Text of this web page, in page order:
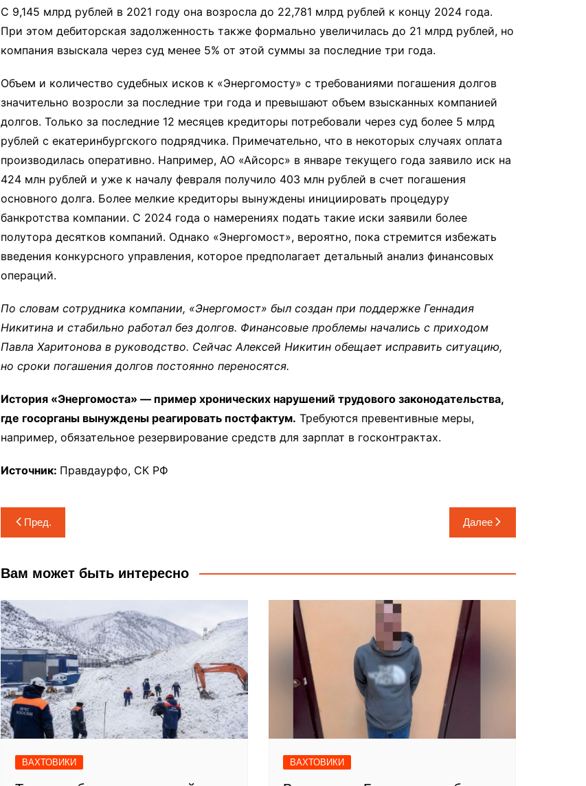
С 9,145 млрд рублей в 2021 году она возросла до 22,781 млрд рублей к концу 2024 года.
При этом дебиторская задолженность также формально увеличилась до 21 млрд рублей, но
компания взыскала через суд менее 5% от этой суммы за последние три года.
Объем и количество судебных исков к «Энергомосту» с требованиями погашения долгов
значительно возросли за последние три года и превышают объем взысканных компанией
долгов. Только за последние 12 месяцев кредиторы потребовали через суд более 5 млрд
рублей с екатеринбургского подрядчика. Примечательно, что в некоторых случаях оплата
производилась оперативно. Например, АО «Айсорс» в январе текущего года заявило иск на
424 млн рублей и уже к началу февраля получило 403 млн рублей в счет погашения
основного долга. Более мелкие кредиторы вынуждены инициировать процедуру
банкротства компании. С 2024 года о намерениях подать такие иски заявили более
полутора десятков компаний. Однако «Энергомост», вероятно, пока стремится избежать
введения конкурсного управления, которое предполагает детальный анализ финансовых
операций.
По словам сотрудника компании, «Энергомост» был создан при поддержке Геннадия
Никитина и стабильно работал без долгов. Финансовые проблемы начались с приходом
Павла Харитонова в руководство. Сейчас Алексей Никитин обещает исправить ситуацию,
но сроки погашения долгов постоянно переносятся.
История «Энергомоста» — пример хронических нарушений трудового законодательства,
где госорганы вынуждены реагировать постфактум. Требуются превентивные меры,
например, обязательное резервирование средств для зарплат в госконтрактах.
Источник: Правдаурфо, СК РФ
Навигация
по
записям
Пред. Далее
Вам может быть интересно
ВАХТОВИКИ ВАХТОВИКИ